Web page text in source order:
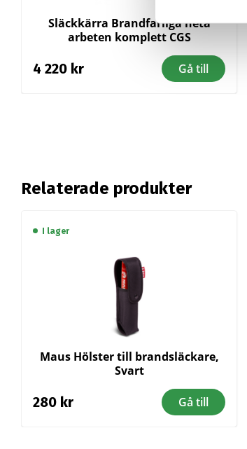
Släckkärra Brandfarliga heta
arbeten komplett CGS
4 220 kr Gå till
Relaterade produkter
I lager
Maus Hölster till brandsläckare,
Svart
280 kr Gå till